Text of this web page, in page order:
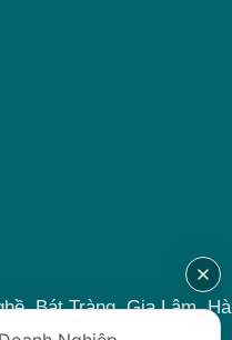
Bát Tràng, Gia Lâm, Hà